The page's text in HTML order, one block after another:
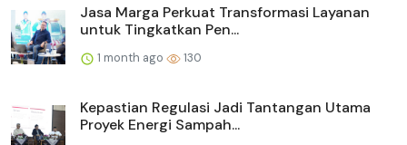
Jasa Marga Perkuat Transformasi Layanan
untuk Tingkatkan Pen...
1 month ago 130
Kepastian Regulasi Jadi Tantangan Utama
Proyek Energi Sampah...